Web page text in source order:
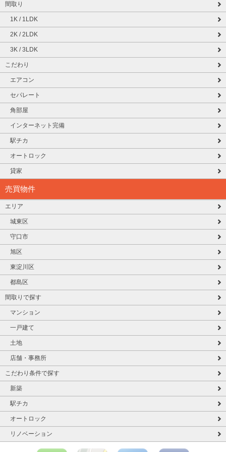
間取り
1K / 1LDK
2K / 2LDK
3K / 3LDK
こだわり
エアコン
セパレート
角部屋
インターネット完備
駅チカ
オートロック
貸家
売買物件
エリア
城東区
守口市
旭区
東淀川区
都島区
間取りで探す
マンション
一戸建て
土地
店舗・事務所
こだわり条件で探す
新築
駅チカ
オートロック
リノベーション